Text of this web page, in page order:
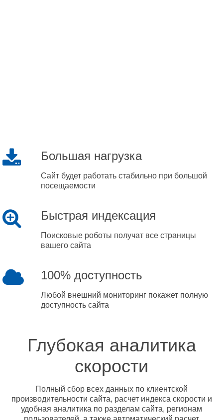
Большая нагрузка
Сайт будет работать стабильно при большой
посещаемости
Быстрая индексация
Поисковые роботы получат все страницы
вашего сайта
100% доступность
Любой внешний мониторинг покажет полную
доступность сайта
Глубокая аналитика
скорости
Полный сбор всех данных по клиентской
производительности сайта, расчет индекса скорости и
удобная аналитика по разделам сайта, регионам